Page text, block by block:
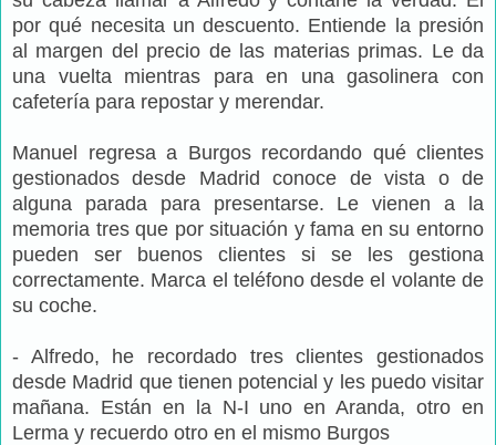
por qué necesita un descuento. Entiende la presión
al margen del precio de las materias primas. Le da
una vuelta mientras para en una gasolinera con
cafetería para repostar y merendar.
Manuel regresa a Burgos recordando qué clientes
gestionados desde Madrid conoce de vista o de
alguna parada para presentarse. Le vienen a la
memoria tres que por situación y fama en su entorno
pueden ser buenos clientes si se les gestiona
correctamente. Marca el teléfono desde el volante de
su coche.
- Alfredo, he recordado tres clientes gestionados
desde Madrid que tienen potencial y les puedo visitar
mañana. Están en la N-I uno en Aranda, otro en
Lerma y recuerdo otro en el mismo Burgos